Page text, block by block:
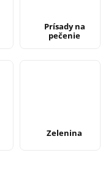
Prísady na
pečenie
Zelenina